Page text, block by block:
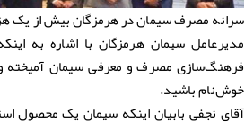
سرانه مصرف سیمان در هرمزگان بیش از یک
مدیرعامل سیمان هرمزگان با اشاره به
فرهنگ‌سازی مصرف و معرفی سیمان آمیخته
خوش‌نام باشید.
آقای نجفی بابیان اینکه سیمان یک محصول